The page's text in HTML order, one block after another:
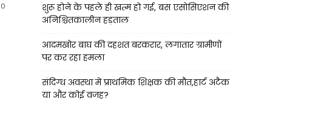
0
शुरू होने के पहले ही खत्म हो गई, बस एसोसिएशन की
अनिश्चितकालीन हड़ताल
आदमखोर बाघ की दहशत बरकरार, लगातार ग्रामीणों
पर कर रहा हमला
संदिग्ध अवस्था में प्राथमिक शिक्षक की मौत,हार्ट अटैक
या और कोई वजह?